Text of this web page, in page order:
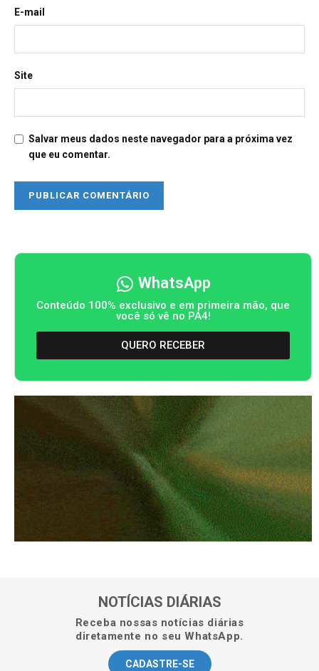
E-mail
Site
Salvar meus dados neste navegador para a próxima vez
que eu comentar.
WhatsApp
Conteúdo 100% exclusivo e em primeira mão, que
você só vê no PA4!
QUERO RECEBER
NOTÍCIAS DIÁRIAS
Receba nossas notícias diárias
diretamente no seu WhatsApp.
CADASTRE-SE